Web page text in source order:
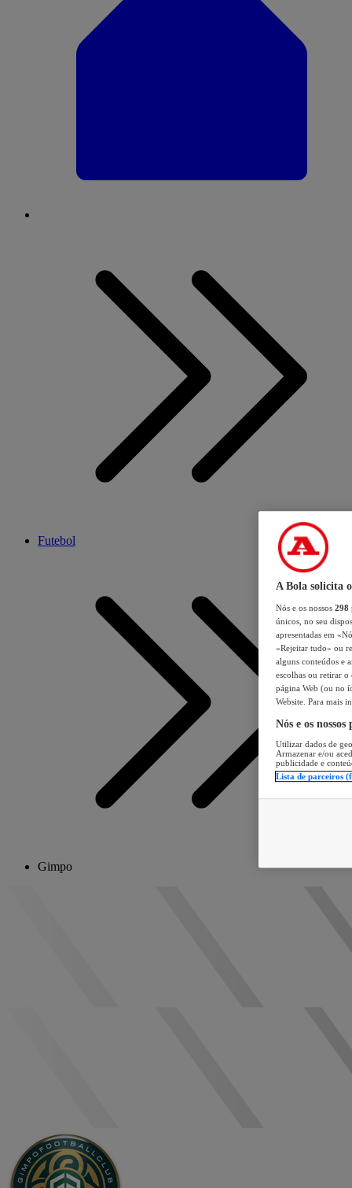
Futebol
Gimpo
A Bola solicita
Nós e os nossos 298
únicos, no seu
apresentadas em
«Rejeitar tudo» ou
alguns conteúdos e
escolhas ou retirar
página Web (ou no
Website. Para mais
Nós e os
Utilizar dados de
Armazenar e/ou
publicidade e
Lista de parceiros